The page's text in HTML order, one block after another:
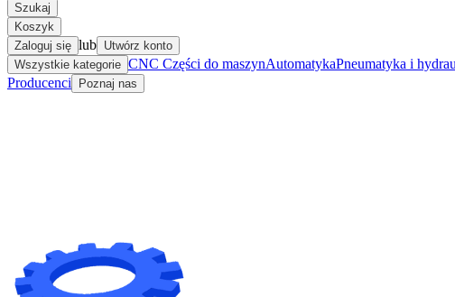
Szukaj
Koszyk
Zaloguj się lub Utwórz konto
Wszystkie kategorie CNC Części do maszynAutomatykaPneumatyka i
Producenci
Poznaj nas